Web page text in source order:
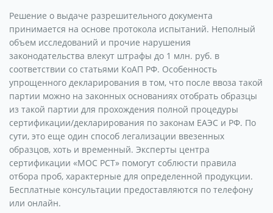
Решение о выдаче разрешительного документа
принимается на основе протокола испытаний. Неполный
объем исследований и прочие нарушения
законодательства влекут штрафы до 1 млн. руб. в
соответствии со статьями КоАП РФ. Особенность
упрощенного декларирования в том, что после ввоза такой
партии можно на законных основаниях отобрать образцы
из такой партии для прохождения полной процедуры
сертификации/декларирования по законам ЕАЭС и РФ. По
сути, это еще один способ легализации ввезенных
образцов, хоть и временный. Эксперты центра
сертификации «МОС РСТ» помогут соблюсти правила
отбора проб, характерные для определенной продукции.
Бесплатные консультации предоставляются по телефону
или онлайн.